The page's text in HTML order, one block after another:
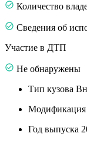
Количество
Сведения об
Участие в ДТП
Не обнаружены
Тип кузова
Модификация
Год выпуска